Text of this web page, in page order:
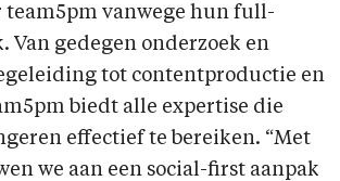
team5pm vanwege hun full-
Van gedegen onderzoek en
tot contentproductie en
biedt alle expertise die
effectief te bereiken. “Met
we aan een social-first aanpak